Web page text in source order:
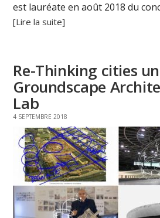
est lauréate en août 2018 du
[Lire la suite]
Re-Thinking cities
Groundscape
Lab
4 SEPTEMBRE 2018